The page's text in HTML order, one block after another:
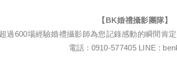
【BK婚禮攝影團隊】
超過600場經驗婚禮攝影師為您記錄感動的瞬間肯
電話 : 0910-577405 LINE :